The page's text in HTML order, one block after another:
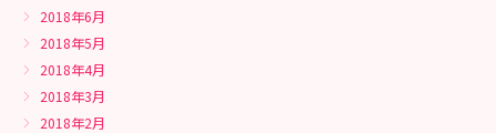
2018年6月
2018年5月
2018年4月
2018年3月
2018年2月